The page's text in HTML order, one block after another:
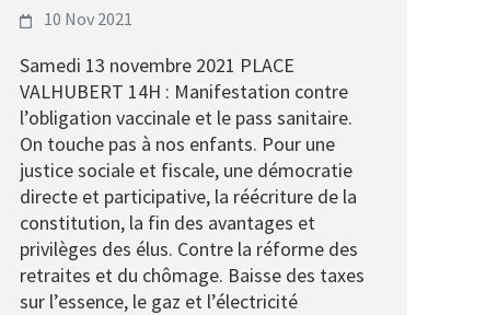
10 Nov 2021
Samedi 13 novembre 2021 PLACE
VALHUBERT 14H : Manifestation contre
l’obligation vaccinale et le pass sanitaire.
On touche pas à nos enfants. Pour une
justice sociale et fiscale, une démocratie
directe et participative, la réécriture de la
constitution, la fin des avantages et
privilèges des élus. Contre la réforme des
retraites et du chômage. Baisse des taxes
sur l’essence, le gaz et l’électricité